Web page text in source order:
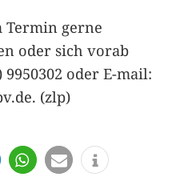
Termin gerne
oder sich vorab
oder E-mail:
(zlp)